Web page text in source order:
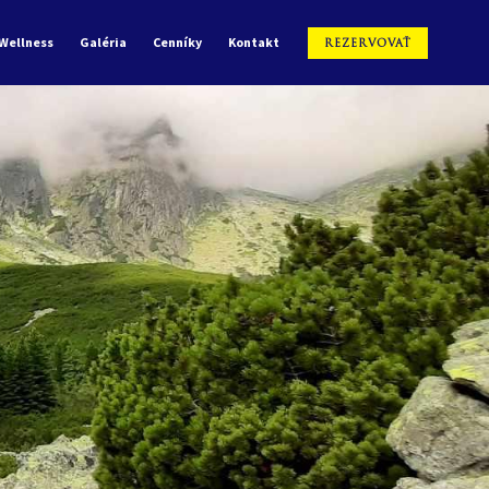
Galéria Cenníky Kontakt REZERVOVAŤ